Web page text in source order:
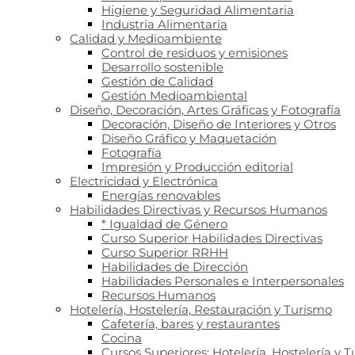
Higiene y Seguridad Alimentaria
Industria Alimentaria
Calidad y Medioambiente
Control de residuos y emisiones
Desarrollo sostenible
Gestión de Calidad
Gestión Medioambiental
Diseño, Decoración, Artes Gráficas y Fotografía
Decoración, Diseño de Interiores y Otros
Diseño Gráfico y Maquetación
Fotografía
Impresión y Producción editorial
Electricidad y Electrónica
Energías renovables
Habilidades Directivas y Recursos Humanos
* Igualdad de Género
Curso Superior Habilidades Directivas
Curso Superior RRHH
Habilidades de Dirección
Habilidades Personales e Interpersonales
Recursos Humanos
Hotelería, Hostelería, Restauración y Turismo
Cafetería, bares y restaurantes
Cocina